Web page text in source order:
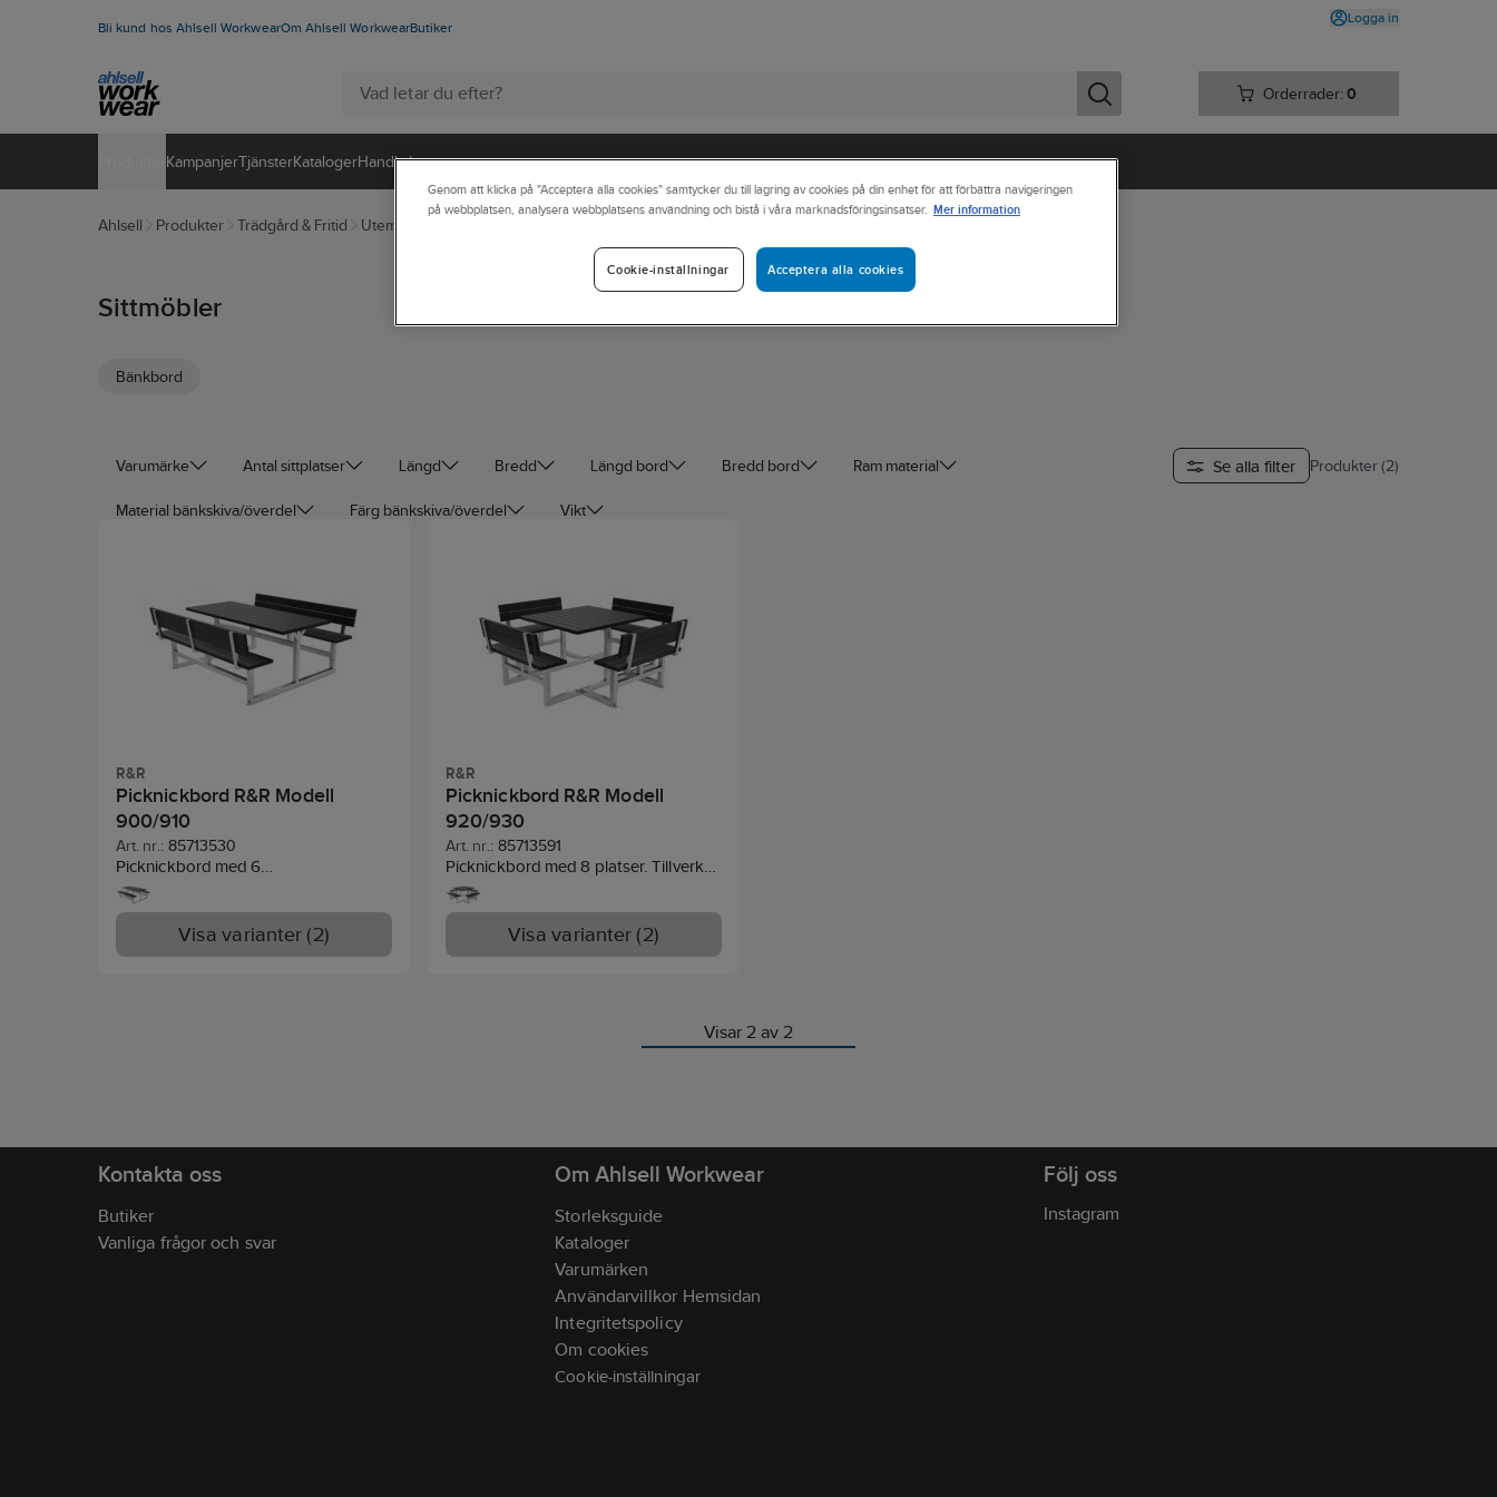
Bli kund hos Ahlsell WorkwearOm Ahlsell WorkwearButiker
Logga in
Orderrader: 0
KampanjerTjänsterKatalogerHandla hos oss
Ahlsell Produkter Trädgård & Fritid Utemiljö
Sittmöbler
Bänkbord
Varumärke Antal sittplatser Längd Bredd Längd bord Bredd bord Ram material
Material bänkskiva/överdel Färg bänkskiva/överdel Vikt
Se alla filter Produkter (2)
R&R
Picknickbord R&R Modell
900/910
Art. nr.: 85713530
Picknickbord med 6
sittplatser.Tillverkat av återvunnen
plast. Den solida galvaniserade
stålramen ger en robust och stabil
bas som säkerställer att den klarar av
Visa varianter (2)
R&R
Picknickbord R&R Modell
920/930
Art. nr.: 85713591
Picknickbord med 8 platser. Tillverkat
av återvunnen plast. Den solida
galvaniserade stålramen ger en
robust och stabil bas.
Monteringen är enkel med bultade
Visa varianter (2)
Visar 2 av 2
Kontakta oss
Butiker
Vanliga frågor och svar
Om Ahlsell Workwear
Storleksguide
Kataloger
Varumärken
Användarvillkor Hemsidan
Integritetspolicy
Om cookies
Cookie-inställningar
Följ oss
Instagram
Genom att klicka på "Acceptera alla cookies" samtycker du till lagring av cookies på din enhet för att förbättra navigeringen
på webbplatsen, analysera webbplatsens användning och bistå i våra marknadsföringsinsatser. Mer information
Acceptera alla cookies
Cookie-inställningar